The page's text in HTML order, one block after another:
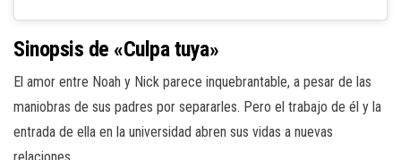
Sinopsis de «Culpa tuya»
El amor entre Noah y Nick parece inquebrantable, a pesar de las
maniobras de sus padres por separarles. Pero el trabajo de él y la
entrada de ella en la universidad abren sus vidas a nuevas